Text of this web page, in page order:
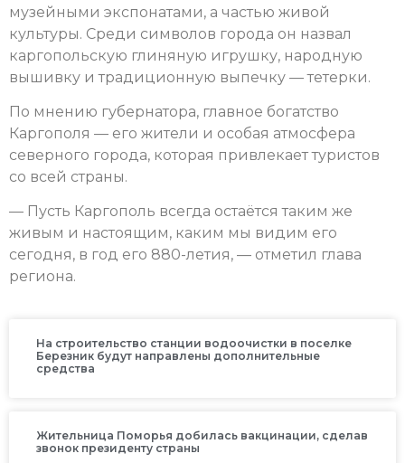
музейными экспонатами, а частью живой
культуры. Среди символов города он назвал
каргопольскую глиняную игрушку, народную
вышивку и традиционную выпечку — тетерки.
По мнению губернатора, главное богатство
Каргополя — его жители и особая атмосфера
северного города, которая привлекает туристов
со всей страны.
— Пусть Каргополь всегда остаётся таким же
живым и настоящим, каким мы видим его
сегодня, в год его 880-летия, — отметил глава
региона.
На строительство станции водоочистки в поселке
Березник будут направлены дополнительные
средства
Жительница Поморья добилась вакцинации, сделав
звонок президенту страны